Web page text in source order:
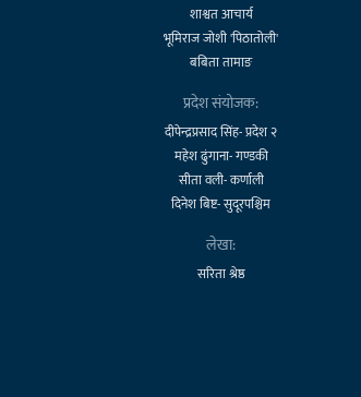
शाश्वत आचार्य
भूमिराज जोशी 'पिठातोली'
बबिता तामाङ
प्रदेश संयोजक:
दीपेन्द्रप्रसाद सिंह- प्रदेश २
महेश ढुंगाना- गण्डकी
सीता वली- कर्णाली
दिनेश बिष्ट- सुदूरपश्चिम
लेखा:
सरिता श्रेष्ठ